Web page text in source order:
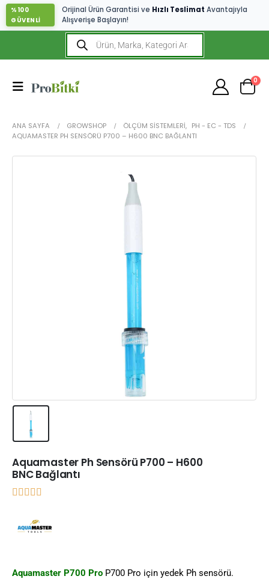
%100
GÜVENLİ
Orijinal Ürün Garantisi ve Hızlı Teslimat Avantajıyla
Alışverişe Başlayın!
0
ANA SAYFA GROWSHOP ÖLÇÜM SISTEMLERI, PH - EC - TDS
AQUAMASTER PH SENSÖRÜ P700 – H600 BNC BAĞLANTI
Aquamaster Ph Sensörü P700 – H600
BNC Bağlantı
Aquamaster P700 Pro P700 Pro için yedek Ph sensörü.